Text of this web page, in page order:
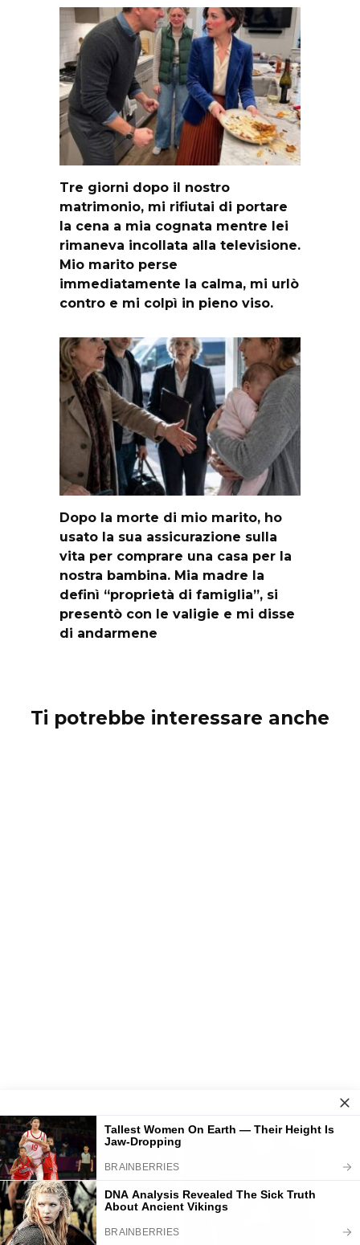
Tre giorni dopo il nostro
matrimonio, mi rifiutai di portare
la cena a mia cognata mentre lei
rimaneva incollata alla televisione.
Mio marito perse
immediatamente la calma, mi urlò
contro e mi colpì in pieno viso.
Dopo la morte di mio marito, ho
usato la sua assicurazione sulla
vita per comprare una casa per la
nostra bambina. Mia madre la
definì “proprietà di famiglia”, si
presentò con le valigie e mi disse
di andarmene
Ti potrebbe interessare anche